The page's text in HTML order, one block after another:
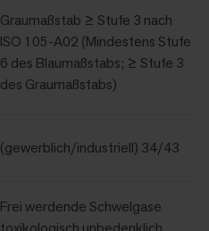
Graumaßstab ≥ Stufe 3 nach
ISO 105-A02 (Mindestens Stufe
6 des Blaumaßstabs; ≥ Stufe 3
des Graumaßstabs)
(gewerblich/industriell) 34/43
Frei werdende Schwelgase